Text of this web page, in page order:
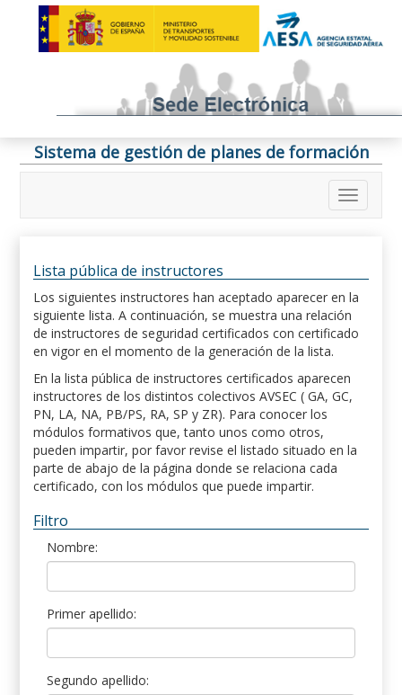
Sistema de gestión de planes de formación
Lista pública de instructores
Los siguientes instructores han aceptado aparecer en la
siguiente lista. A continuación, se muestra una relación
de instructores de seguridad certificados con certificado
en vigor en el momento de la generación de la lista.
En la lista pública de instructores certificados aparecen
instructores de los distintos colectivos AVSEC ( GA, GC,
PN, LA, NA, PB/PS, RA, SP y ZR). Para conocer los
módulos formativos que, tanto unos como otros,
pueden impartir, por favor revise el listado situado en la
parte de abajo de la página donde se relaciona cada
certificado, con los módulos que puede impartir.
Filtro
Nombre:
Primer apellido:
Segundo apellido: